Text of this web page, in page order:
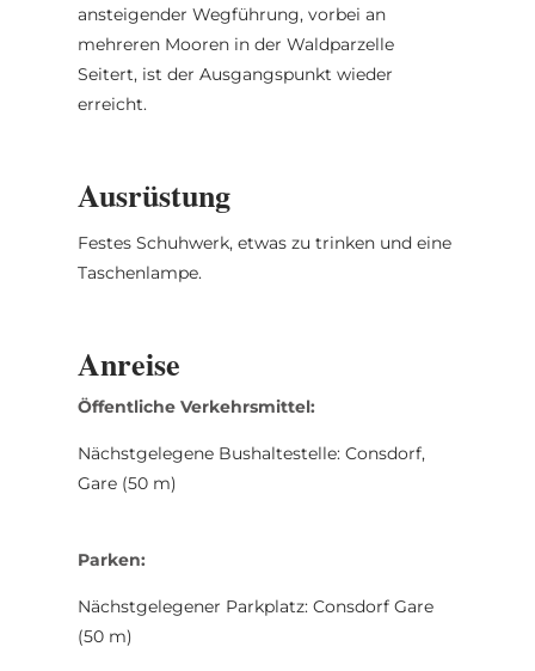
ansteigender Wegführung, vorbei an
mehreren Mooren in der Waldparzelle
Seitert, ist der Ausgangspunkt wieder
erreicht.
Ausrüstung
Festes Schuhwerk, etwas zu trinken und eine
Taschenlampe.
Anreise
Öffentliche Verkehrsmittel:
Nächstgelegene Bushaltestelle: Consdorf,
Gare (50 m)
Parken:
Nächstgelegener Parkplatz: Consdorf Gare
(50 m)